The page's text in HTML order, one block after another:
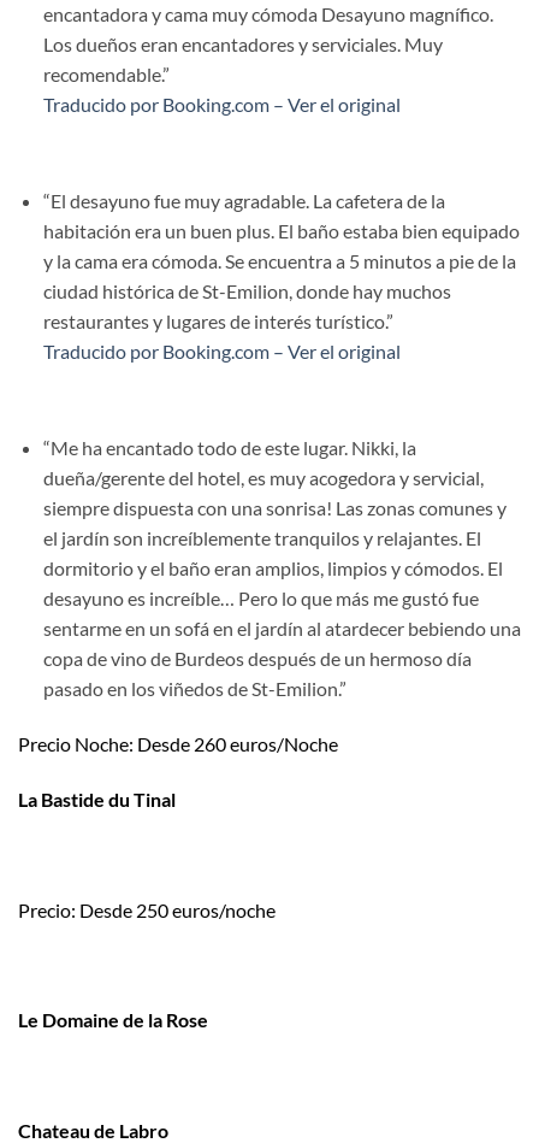
encantadora y cama muy cómoda Desayuno magnífico.
Los dueños eran encantadores y serviciales. Muy
recomendable.”
Traducido por Booking.com – Ver el original
“El desayuno fue muy agradable. La cafetera de la
habitación era un buen plus. El baño estaba bien equipado
y la cama era cómoda. Se encuentra a 5 minutos a pie de la
ciudad histórica de St-Emilion, donde hay muchos
restaurantes y lugares de interés turístico.”
Traducido por Booking.com – Ver el original
“Me ha encantado todo de este lugar. Nikki, la
dueña/gerente del hotel, es muy acogedora y servicial,
siempre dispuesta con una sonrisa! Las zonas comunes y
el jardín son increíblemente tranquilos y relajantes. El
dormitorio y el baño eran amplios, limpios y cómodos. El
desayuno es increíble… Pero lo que más me gustó fue
sentarme en un sofá en el jardín al atardecer bebiendo una
copa de vino de Burdeos después de un hermoso día
pasado en los viñedos de St-Emilion.”
Precio Noche: Desde 260 euros/Noche
La Bastide du Tinal
Precio: Desde 250 euros/noche
Le Domaine de la Rose
Chateau de Labro